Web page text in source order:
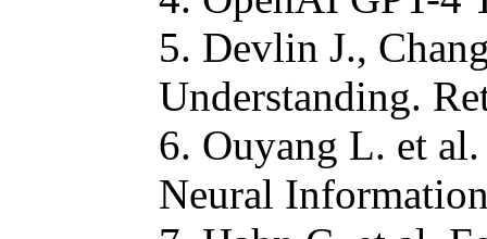
5. Devlin J.,
Understanding.
6. Ouyang L. et
Neural